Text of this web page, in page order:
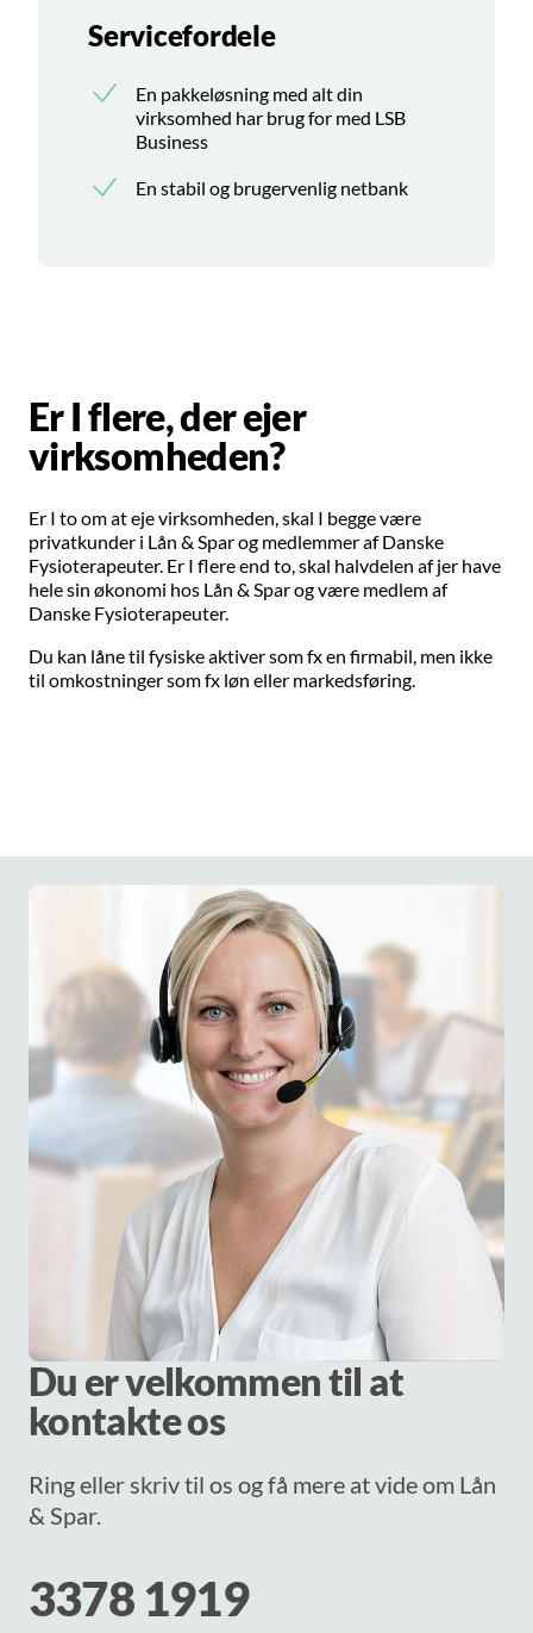
Servicefordele
En pakkeløsning med alt din
virksomhed har brug for med LSB
Business
En stabil og brugervenlig netbank
Er I flere, der ejer
virksomheden?
Er I to om at eje virksomheden, skal I begge være
privatkunder i Lån & Spar og medlemmer af Danske
Fysioterapeuter. Er I flere end to, skal halvdelen af jer have
hele sin økonomi hos Lån & Spar og være medlem af
Danske Fysioterapeuter.
Du kan låne til fysiske aktiver som fx en firmabil, men ikke
til omkostninger som fx løn eller markedsføring.
Du er velkommen til at
kontakte os
Ring eller skriv til os og få mere at vide om Lån
& Spar.
3378 1919